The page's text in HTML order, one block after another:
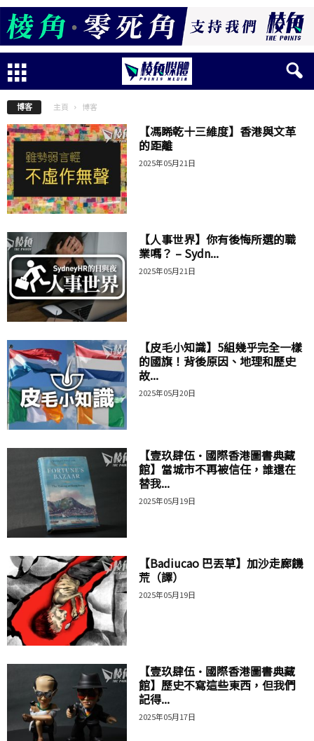
博客 主頁 博客
【馮睎乾十三維度】香港與文革
的距離
2025年05月21日
【人事世界】你有後悔所選的職
業嗎？ – Sydn...
2025年05月21日
【皮毛小知識】5組幾乎完全一樣
的國旗！背後原因、地理和歷史
故...
2025年05月20日
【壹玖肆伍·國際香港圖書典藏
館】當城市不再被信任，誰還在
替我...
2025年05月19日
【Badiucao 巴丟草】加沙走廊饑
荒（譯）
2025年05月19日
【壹玖肆伍·國際香港圖書典藏
館】歷史不寫這些東西，但我們
記得...
2025年05月17日